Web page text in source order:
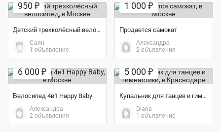
950 ₽
Детский трехколёсный велосипед
Саян
1 объявление
1 000 ₽
Продается самокат
Александра
2 объявления
6 000 ₽
Велосипед 4в1 Happy Baby
Александра
2 объявления
5 000 ₽
Купальник для танцев и гимнастики
Diana
1 объявление
Экономия 70%